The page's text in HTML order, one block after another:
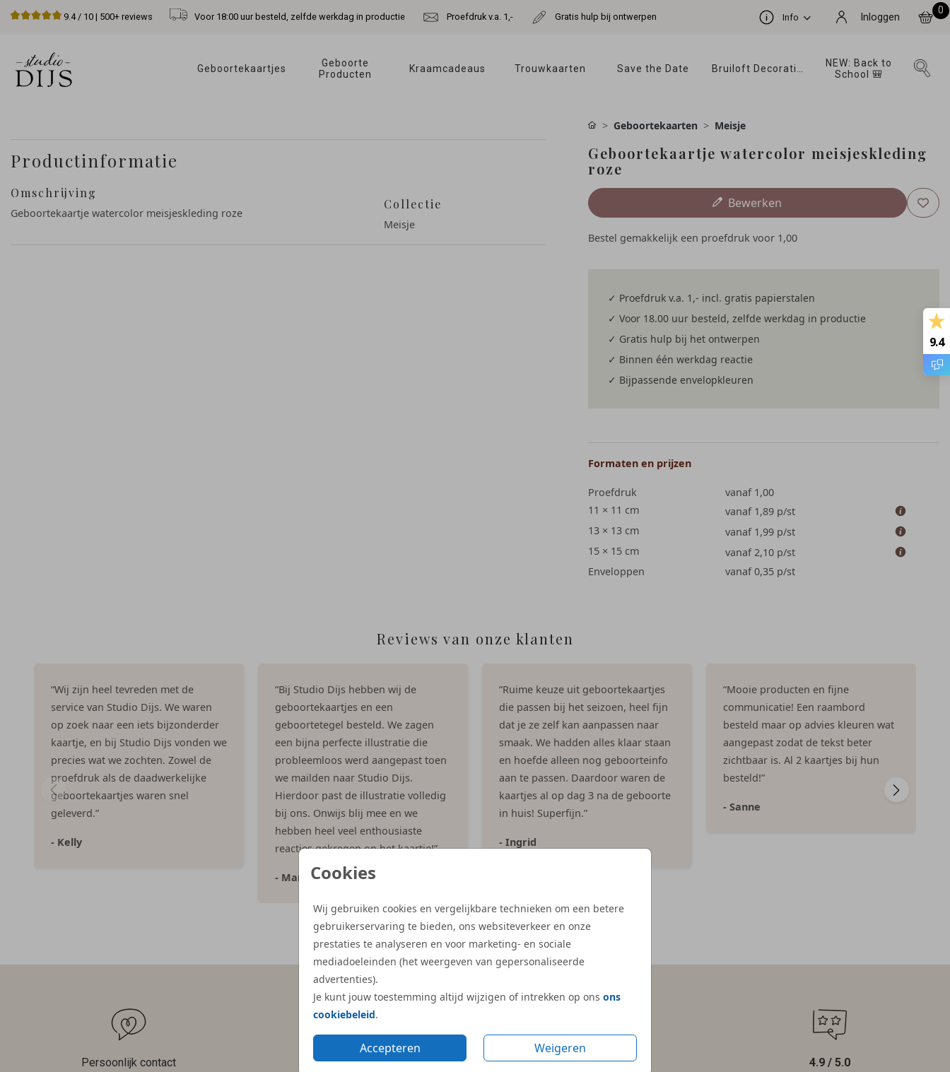
9.4/ 10 | 500+ reviews Voor 18:00 uur besteld, zelfde werkdag in productie Proefdruk v.a. 1,- Gratis hulp bij ontwerpen Info Inloggen
0
Geboortekaartjes
Geboorte
Producten
Kraamcadeaus Trouwkaarten Save the Date
NEW: Back to
School 🎒
Cookies
Wij gebruiken cookies en vergelijkbare technieken om een betere
gebruikerservaring te bieden, ons websiteverkeer en onze
prestaties te analyseren en voor marketing- en sociale
mediadoeleinden (het weergeven van gepersonaliseerde
advertenties).
Je kunt jouw toestemming altijd wijzigen of intrekken op ons ons
cookiebeleid.
Accepteren Weigeren
Productinformatie
Omschrijving
Geboortekaartje watercolor meisjeskleding roze
Collectie
Meisje
Geboortekaarten Meisje
Geboortekaartje watercolor meisjeskleding
roze
Bewerken
Bestel gemakkelijk een proefdruk voor 1,00
✓ Proefdruk v.a. 1,- incl. gratis papierstalen
✓ Voor 18.00 uur besteld, zelfde werkdag in productie
✓ Gratis hulp bij het ontwerpen
✓ Binnen één werkdag reactie
✓ Bijpassende envelopkleuren
Formaten en prijzen
Proefdruk
vanaf 1,00
11 × 11 cm
vanaf 1,89 p/st
13 × 13 cm
vanaf 1,99 p/st
15 × 15 cm
vanaf 2,10 p/st
Enveloppen
vanaf 0,35 p/st
9.4
Reviews van onze klanten
“Wij zijn heel tevreden met de
service van Studio Dijs. We waren
op zoek naar een iets bijzonderder
kaartje, en bij Studio Dijs vonden we
precies wat we zochten. Zowel de
proefdruk als de daadwerkelijke
geboortekaartjes waren snel
geleverd.”
- Kelly
“Bij Studio Dijs hebben wij de
geboortekaartjes en een
geboortetegel besteld. We zagen
een bijna perfecte illustratie die
probleemloos werd aangepast toen
we mailden naar Studio Dijs.
Hierdoor past de illustratie volledig
bij ons. Onwijs blij mee en we
hebben heel veel enthousiaste
reacties gekregen op het kaartje!”
- Marloes
“Ruime keuze uit geboortekaartjes
die passen bij het seizoen, heel fijn
dat je ze zelf kan aanpassen naar
smaak. We hadden alles klaar staan
en hoefde alleen nog geboorteinfo
aan te passen. Daardoor waren de
kaartjes al op dag 3 na de geboorte
in huis! Superfijn.”
- Ingrid
“Mooie producten en fijne
communicatie! Een raambord
besteld maar op advies kleuren wat
aangepast zodat de tekst beter
zichtbaar is. Al 2 kaartjes bij hun
besteld!”
- Sanne
Meer reviews
Persoonlijk contact
Gratis hulp
Duurzame en
4.9 / 5.0